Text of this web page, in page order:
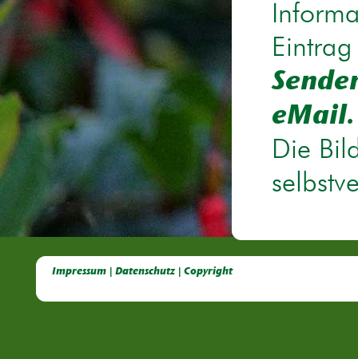
eMail.
Die
Impressum | Datenschutz | Copyright